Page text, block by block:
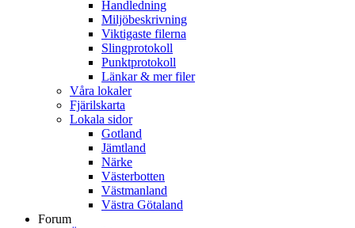
Handledning
Miljöbeskrivning
Viktigaste filerna
Slingprotokoll
Punktprotokoll
Länkar & mer filer
Våra lokaler
Fjärilskarta
Lokala sidor
Gotland
Jämtland
Närke
Västerbotten
Västmanland
Västra Götaland
Forum